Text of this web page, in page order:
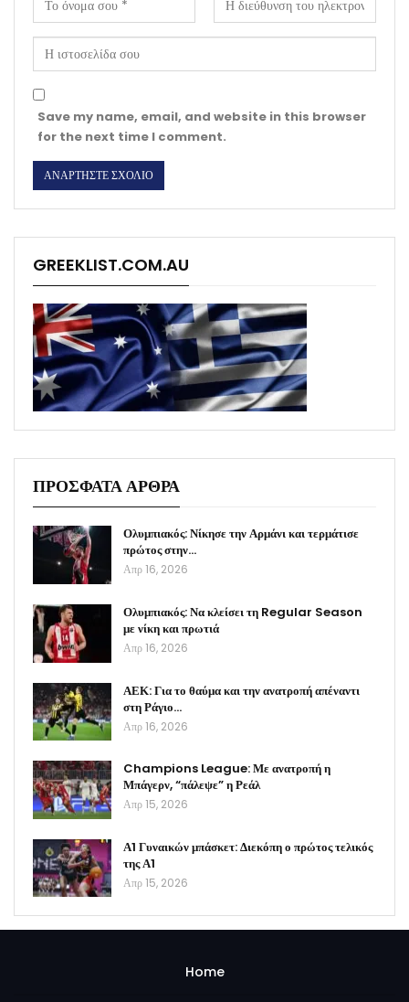
Save my name, email, and website in this browser
for the next time I comment.
GREEKLIST.COM.AU
ΠΡΟΣΦΑΤΑ ΑΡΘΡΑ
Ολυμπιακός: Νίκησε την Αρμάνι και τερμάτισε
πρώτος στην…
Απρ 16, 2026
Ολυμπιακός: Να κλείσει τη Regular Season
με νίκη και πρωτιά
Απρ 16, 2026
ΑΕΚ: Για το θαύμα και την ανατροπή απέναντι
στη Ράγιο…
Απρ 16, 2026
Champions League: Με ανατροπή η
Μπάγερν, “πάλεψε” η Ρεάλ
Απρ 15, 2026
Α1 Γυναικών μπάσκετ: Διεκόπη ο πρώτος τελικός
της Α1
Απρ 15, 2026
Home